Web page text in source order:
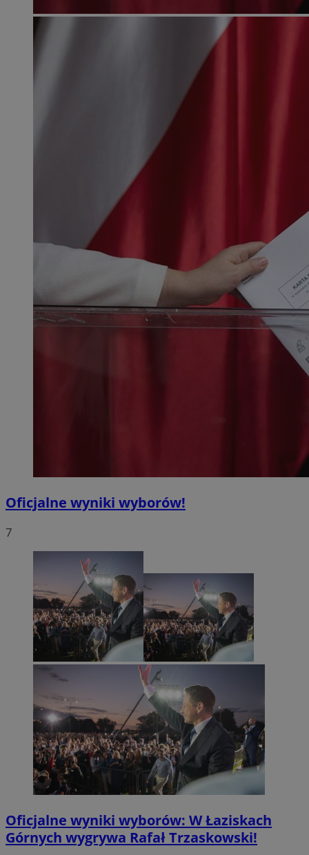
Oficjalne wyniki wyborów!
7
Oficjalne wyniki wyborów: W Łaziskach
Górnych wygrywa Rafał Trzaskowski!